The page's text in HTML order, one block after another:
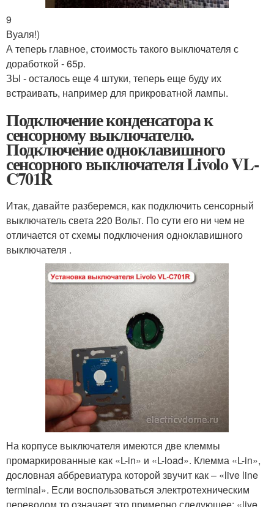
9
Вуаля!)
А теперь главное, стоимость такого выключателя с
доработкой - 65р.
ЗЫ - осталось еще 4 штуки, теперь еще буду их
встраивать, например для прикроватной лампы.
Подключение конденсатора к
сенсорному выключателю.
Подключение одноклавишного
сенсорного выключателя Livolo VL-
C701R
Итак, давайте разберемся, как подключить сенсорный
выключатель света 220 Вольт. По сути его ни чем не
отличается от схемы подключения одноклавишного
выключателя .
На корпусе выключателя имеются две клеммы
промаркированные как «L-in» и «L-load». Клемма «L-in»,
дословная аббревиатура которой звучит как – «live line
terminal». Если воспользоваться электротехническим